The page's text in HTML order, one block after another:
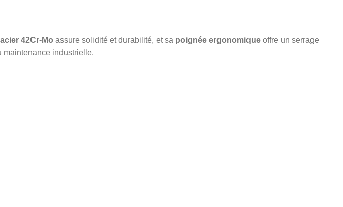
acier 42Cr-Mo assure solidité et durabilité, et sa poignée ergonomique offre un serrage
maintenance industrielle.